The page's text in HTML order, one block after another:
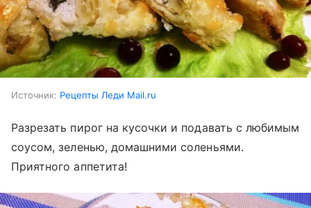
Источник: Рецепты Леди Mail.ru
Разрезать пирог на кусочки и подавать с любимым
соусом, зеленью, домашними соленьями.
Приятного аппетита!